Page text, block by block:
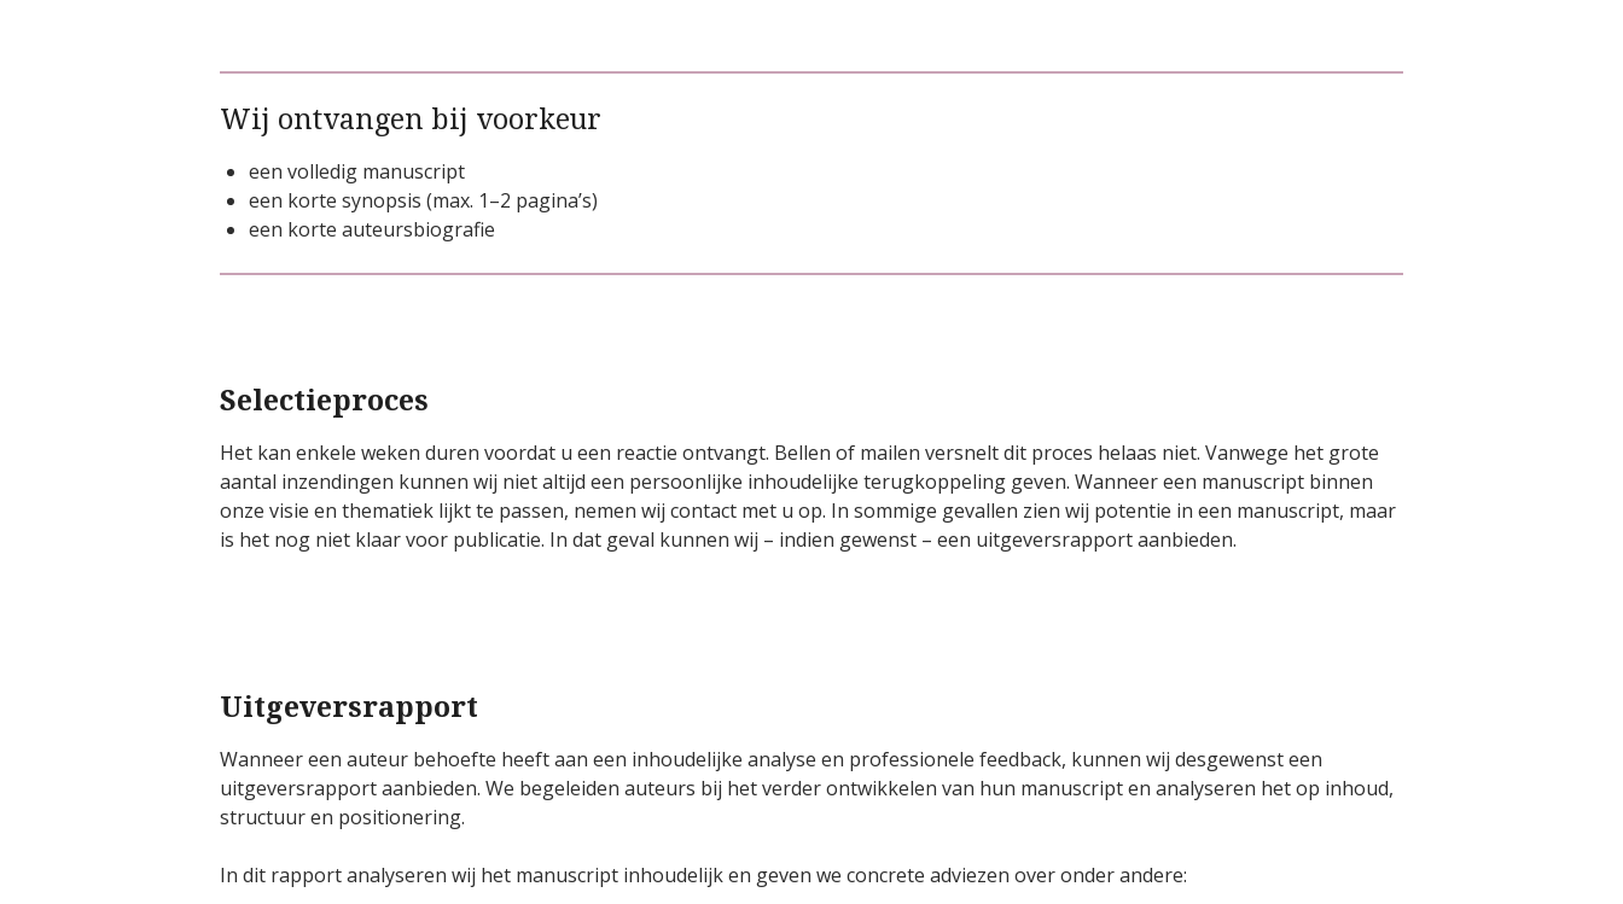
Wij ontvangen bij voorkeur
een volledig manuscript
een korte synopsis (max. 1–2 pagina’s)
een korte auteursbiografie
Selectieproces
Het kan enkele weken duren voordat u een reactie ontvangt. Bellen of mailen versnelt dit proces helaas niet. Vanwege het grote
aantal inzendingen kunnen wij niet altijd een persoonlijke inhoudelijke terugkoppeling geven. Wanneer een manuscript binnen
onze visie en thematiek lijkt te passen, nemen wij contact met u op. In sommige gevallen zien wij potentie in een manuscript, maar
is het nog niet klaar voor publicatie. In dat geval kunnen wij – indien gewenst – een uitgeversrapportaanbieden.
Uitgeversrapport
Wanneer een auteur behoefte heeft aan een inhoudelijke analyse en professionele feedback, kunnen wij desgewenst een
uitgeversrapport aanbieden. We begeleiden auteurs bij het verder ontwikkelen van hun manuscript en analyseren het op inhoud,
structuur en positionering.
In dit rapport analyseren wij het manuscript inhoudelijk en geven we concrete adviezen over onder andere: